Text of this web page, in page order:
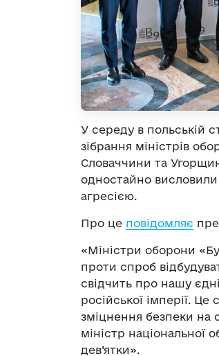
У середу в польській
зібрання міністрів
Словаччини та
одностайно висловили
агресією.
Про це повідомляє
«Міністри оборони
проти спроб
свідчить про нашу
російської імперії.
зміцнення безпеки на
міністр національної
дев’ятки».